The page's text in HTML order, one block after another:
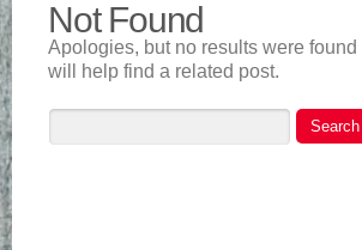
Not Found
Apologies, but no results were
will help find a related post.
Search